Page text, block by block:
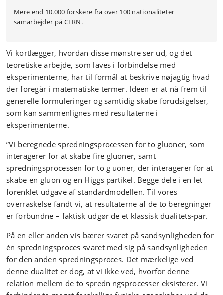
Mere end 10.000 forskere fra over 100 nationaliteter
samarbejder på CERN.
Vi kortlægger, hvordan disse mønstre ser ud, og det
teoretiske arbejde, som laves i forbindelse med
eksperimenterne, har til formål at beskrive nøjagtig hvad
der foregår i matematiske termer. Ideen er at nå frem til
generelle formuleringer og samtidig skabe forudsigelser,
som kan sammenlignes med resultaterne i
eksperimenterne.
”Vi beregnede spredningsprocessen for to gluoner, som
interagerer for at skabe fire gluoner, samt
spredningsprocessen for to gluoner, der interagerer for at
skabe en gluon og en Higgs partikel. Begge dele i en let
forenklet udgave af standardmodellen. Til vores
overraskelse fandt vi, at resultaterne af de to beregninger
er forbundne – faktisk udgør de et klassisk dualitets-par.
På en eller anden vis bærer svaret på sandsynligheden for
én spredningsproces svaret med sig på sandsynligheden
for den anden spredningsproces. Det mærkelige ved
denne dualitet er dog, at vi ikke ved, hvorfor denne
relation mellem de to spredningsprocesser eksisterer. Vi